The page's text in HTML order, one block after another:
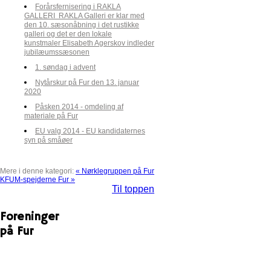
Forårsfernisering i RAKLA
GALLERI RAKLA Galleri er klar med
den 10. sæsonåbning i det rustikke
galleri og det er den lokale
kunstmaler Elisabeth Agerskov indleder
jubilæumssæsonen
1. søndag i advent
Nytårskur på Fur den 13. januar
2020
Påsken 2014 - omdeling af
materiale på Fur
EU valg 2014 - EU kandidaternes
syn på småøer
Mere i denne kategori: « Nørklegruppen på Fur
KFUM-spejderne Fur »
Til toppen
Foreninger
på Fur